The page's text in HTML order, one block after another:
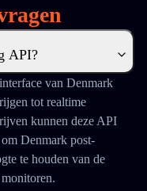
API?
van Denmark
tot realtime
kunnen deze API
Denmark post-
te houden van de